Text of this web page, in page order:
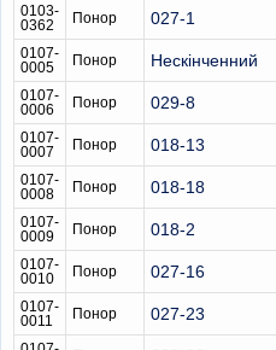
0103-
0362
Понор 027-1
0107-
0005
Понор Нескінченний
0107-
0006
Понор 029-8
0107-
0007
Понор 018-13
0107-
0008
Понор 018-18
0107-
0009
Понор 018-2
0107-
0010
Понор 027-16
0107-
0011
Понор 027-23